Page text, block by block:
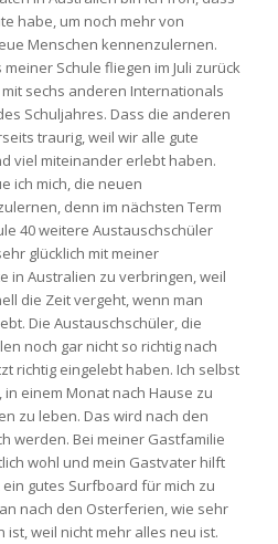
habe, um noch mehr von
Menschen kennenzulernen.
Schule fliegen im Juli zurück
sechs anderen Internationals
Schuljahres. Dass die anderen
traurig, weil wir alle gute
viel miteinander erlebt haben.
ich mich, die neuen
denn im nächsten Term
40 weitere Austauschschüler
glücklich mit meiner
in Australien zu verbringen, weil
die Zeit vergeht, wenn man
Die Austauschschüler, die
noch gar nicht so richtig nach
richtig eingelebt haben. Ich selbst
einem Monat nach Hause zu
zu leben. Das wird nach den
werden. Bei meiner Gastfamilie
wohl und mein Gastvater hilft
gutes Surfboard für mich zu
nach den Osterferien, wie sehr
ist, weil nicht mehr alles neu ist.